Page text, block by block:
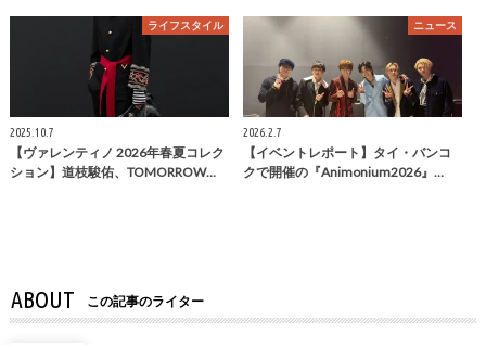
ライフスタイル
2025.10.7
【ヴァレンティノ 2026年春夏コレク
ション】道枝駿佑、TOMORROW…
ニュース
2026.2.7
【イベントレポート】タイ・バンコ
クで開催の『Animonium2026』…
ABOUT この記事のライター